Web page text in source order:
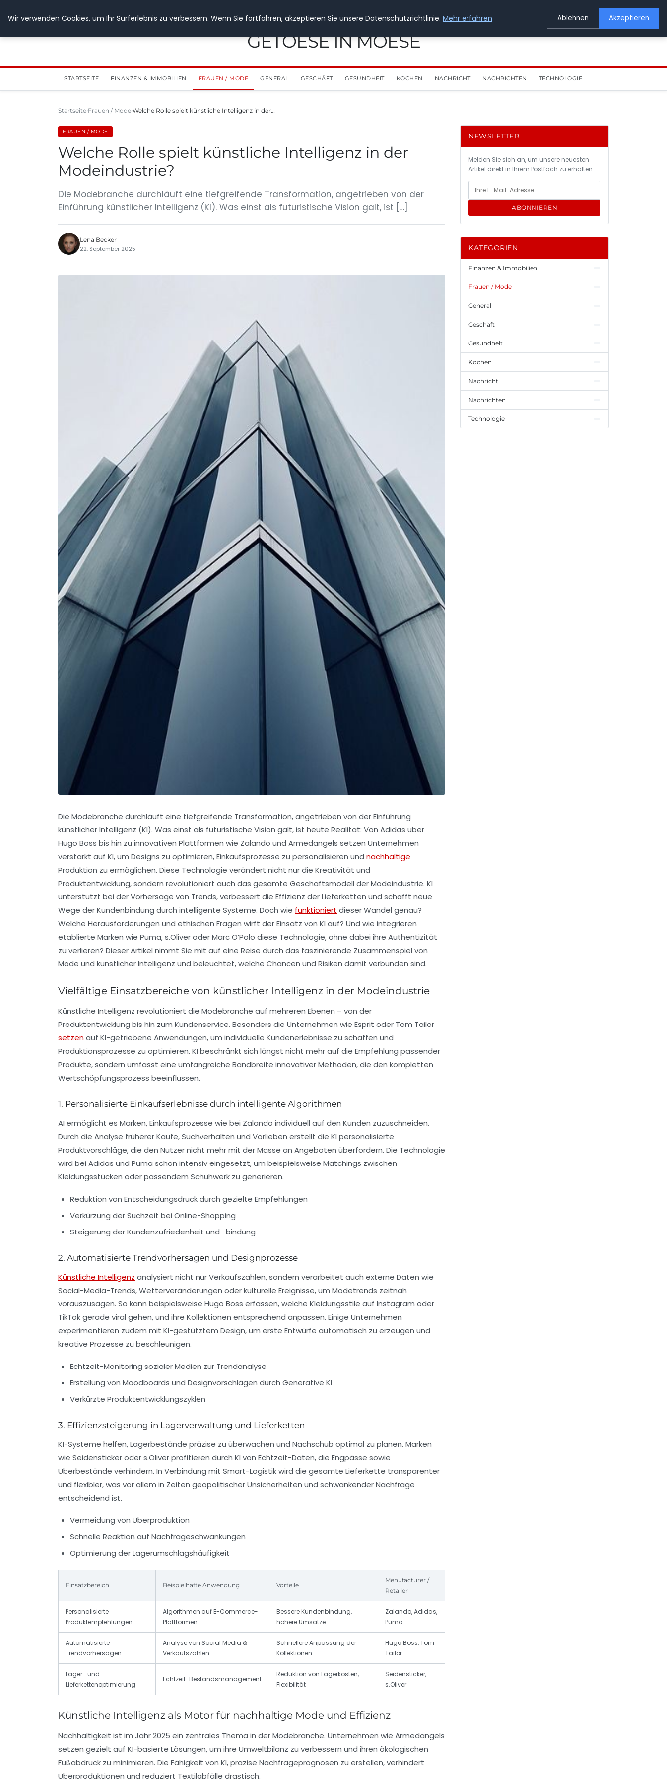
GETOESE IN MOESE
STARTSEITE FINANZEN & IMMOBILIEN FRAUEN / MODE GENERAL GESCHÄFT GESUNDHEIT KOCHEN NACHRICHT NACHRICHTEN TECHNOLOGIE
Startseite Frauen / Mode Welche Rolle spielt künstliche Intelligenz in der…
FRAUEN / MODE
Welche Rolle spielt künstliche Intelligenz in der
Modeindustrie?
Die Modebranche durchläuft eine tiefgreifende Transformation, angetrieben von der
Einführung künstlicher Intelligenz (KI). Was einst als futuristische Vision galt, ist […]
Lena Becker
22. September 2025
Die Modebranche durchläuft eine tiefgreifende Transformation, angetrieben von der Einführung
künstlicher Intelligenz (KI). Was einst als futuristische Vision galt, ist heute Realität: Von Adidas über
Hugo Boss bis hin zu innovativen Plattformen wie Zalando und Armedangels setzen Unternehmen
verstärkt auf KI, um Designs zu optimieren, Einkaufsprozesse zu personalisieren und nachhaltige
Produktion zu ermöglichen. Diese Technologie verändert nicht nur die Kreativität und
Produktentwicklung, sondern revolutioniert auch das gesamte Geschäftsmodell der Modeindustrie. KI
unterstützt bei der Vorhersage von Trends, verbessert die Effizienz der Lieferketten und schafft neue
Wege der Kundenbindung durch intelligente Systeme. Doch wie funktioniert dieser Wandel genau?
Welche Herausforderungen und ethischen Fragen wirft der Einsatz von KI auf? Und wie integrieren
etablierte Marken wie Puma, s.Oliver oder Marc O’Polo diese Technologie, ohne dabei ihre Authentizität
zu verlieren? Dieser Artikel nimmt Sie mit auf eine Reise durch das faszinierende Zusammenspiel von
Mode und künstlicher Intelligenz und beleuchtet, welche Chancen und Risiken damit verbunden sind.
Vielfältige Einsatzbereiche von künstlicher Intelligenz in der Modeindustrie
Künstliche Intelligenz revolutioniert die Modebranche auf mehreren Ebenen – von der
Produktentwicklung bis hin zum Kundenservice. Besonders die Unternehmen wie Esprit oder Tom Tailor
setzenauf KI-getriebene Anwendungen, um individuelle Kundenerlebnisse zu schaffen und
Produktionsprozesse zu optimieren. KI beschränkt sich längst nicht mehr auf die Empfehlung passender
Produkte, sondern umfasst eine umfangreiche Bandbreite innovativer Methoden, die den kompletten
Wertschöpfungsprozess beeinflussen.
1. Personalisierte Einkaufserlebnisse durch intelligente Algorithmen
AI ermöglicht es Marken, Einkaufsprozesse wie bei Zalando individuell auf den Kunden zuzuschneiden.
Durch die Analyse früherer Käufe, Suchverhalten und Vorlieben erstellt die KI personalisierte
Produktvorschläge, die den Nutzer nicht mehr mit der Masse an Angeboten überfordern. Die Technologie
wird bei Adidas und Puma schon intensiv eingesetzt, um beispielsweise Matchings zwischen
Kleidungsstücken oder passendem Schuhwerk zu generieren.
Reduktion von Entscheidungsdruck durch gezielte Empfehlungen
Verkürzung der Suchzeit bei Online-Shopping
Steigerung der Kundenzufriedenheit und -bindung
2. Automatisierte Trendvorhersagen und Designprozesse
Künstliche Intelligenz analysiert nicht nur Verkaufszahlen, sondern verarbeitet auch externe Daten wie
Social-Media-Trends, Wetterveränderungen oder kulturelle Ereignisse, um Modetrends zeitnah
vorauszusagen. So kann beispielsweise Hugo Boss erfassen, welche Kleidungsstile auf Instagram oder
TikTok gerade viral gehen, und ihre Kollektionen entsprechend anpassen. Einige Unternehmen
experimentieren zudem mit KI-gestütztem Design, um erste Entwürfe automatisch zu erzeugen und
kreative Prozesse zu beschleunigen.
Echtzeit-Monitoring sozialer Medien zur Trendanalyse
Erstellung von Moodboards und Designvorschlägen durch Generative KI
Verkürzte Produktentwicklungszyklen
3. Effizienzsteigerung in Lagerverwaltung und Lieferketten
KI-Systeme helfen, Lagerbestände präzise zu überwachen und Nachschub optimal zu planen. Marken
wie Seidensticker oder s.Oliver profitieren durch KI von Echtzeit-Daten, die Engpässe sowie
Überbestände verhindern. In Verbindung mit Smart-Logistik wird die gesamte Lieferkette transparenter
und flexibler, was vor allem in Zeiten geopolitischer Unsicherheiten und schwankender Nachfrage
entscheidend ist.
Vermeidung von Überproduktion
Schnelle Reaktion auf Nachfrageschwankungen
Optimierung der Lagerumschlagshäufigkeit
Einsatzbereich Beispielhafte Anwendung Vorteile
Menufacturer /
Retailer
Personalisierte
Produktempfehlungen
Algorithmen auf E-Commerce-
Plattformen
Bessere Kundenbindung,
höhere Umsätze
Zalando, Adidas,
Puma
Automatisierte
Trendvorhersagen
Analyse von Social Media &
Verkaufszahlen
Schnellere Anpassung der
Kollektionen
Hugo Boss, Tom
Tailor
Lager- und
Lieferkettenoptimierung
Echtzeit-Bestandsmanagement
Reduktion von Lagerkosten,
Flexibilität
Seidensticker,
s.Oliver
Künstliche Intelligenz als Motor für nachhaltige Mode und Effizienz
Nachhaltigkeit ist im Jahr 2025 ein zentrales Thema in der Modebranche. Unternehmen wie Armedangels
setzen gezielt auf KI-basierte Lösungen, um ihre Umweltbilanz zu verbessern und ihren ökologischen
Fußabdruck zu minimieren. Die Fähigkeit von KI, präzise Nachfrageprognosen zu erstellen, verhindert
Überproduktionen und reduziert Textilabfälle drastisch.
NEWSLETTER
Melden Sie sich an, um unsere neuesten
Artikel direkt in Ihrem Postfach zu erhalten.
ABONNIEREN
KATEGORIEN
Finanzen & Immobilien
Frauen / Mode
General
Geschäft
Gesundheit
Kochen
Nachricht
Nachrichten
Technologie
Wir verwenden Cookies, um Ihr Surferlebnis zu verbessern. Wenn Sie fortfahren, akzeptieren Sie unsere Datenschutzrichtlinie. Mehr erfahren Ablehnen Akzeptieren